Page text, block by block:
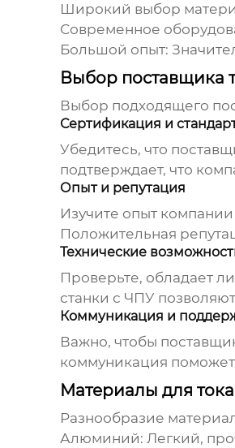
Широкий выбор
Современное
Большой опыт:
Выбор поставщика
Выбор подходящего
Сертификация и
Убедитесь, что
подтверждает, что
Опыт и репутация
Изучите опыт компании
Положительная
Технические
Проверьте, обладает
станки с ЧПУ
Коммуникация и
Важно, чтобы
коммуникация
Материалы для
Разнообразие
Алюминий: Легкий,